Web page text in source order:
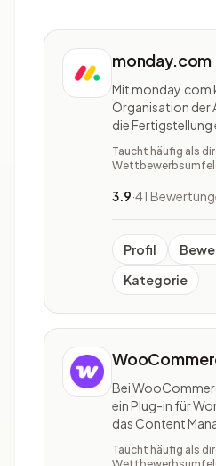
monday.com
Mit monday.com
Organisation der
die Fertigstellung
Arbeitsschritte
verfolgt werden.
eigenen
aufzustellen.
Cloud-basi
Taucht häufig als
3.9·41
Profil
Kategorie
Bei
ein Plug-in für
das Content
um die
Online-Shops
Taucht häufig als